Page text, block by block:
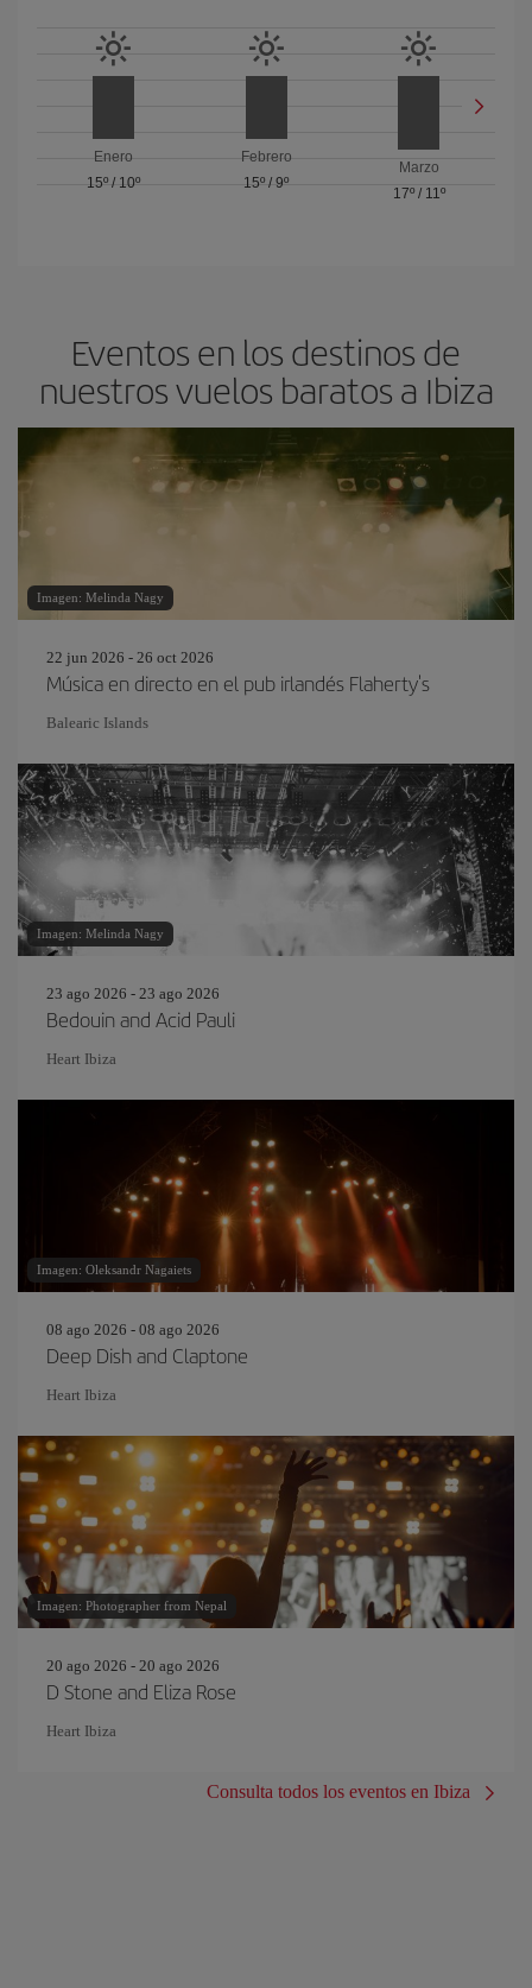
Enero
15º/ 10º
Febrero
15º / 9º
Marzo
17º/ 11º
Eventos en los destinos de
nuestros vuelos baratos a Ibiza
Imagen: Melinda Nagy
22 jun 2026 - 26 oct 2026
Música en directo en el pub irlandés Flaherty's
Balearic Islands
Imagen: Melinda Nagy
23 ago 2026 - 23 ago 2026
Bedouin and Acid Pauli
Heart Ibiza
Imagen: Oleksandr Nagaiets
08 ago 2026 - 08 ago 2026
Deep Dish and Claptone
Heart Ibiza
Imagen: Photographer from Nepal
20 ago 2026 - 20 ago 2026
D Stone and Eliza Rose
Heart Ibiza
Consulta todos los eventos en Ibiza